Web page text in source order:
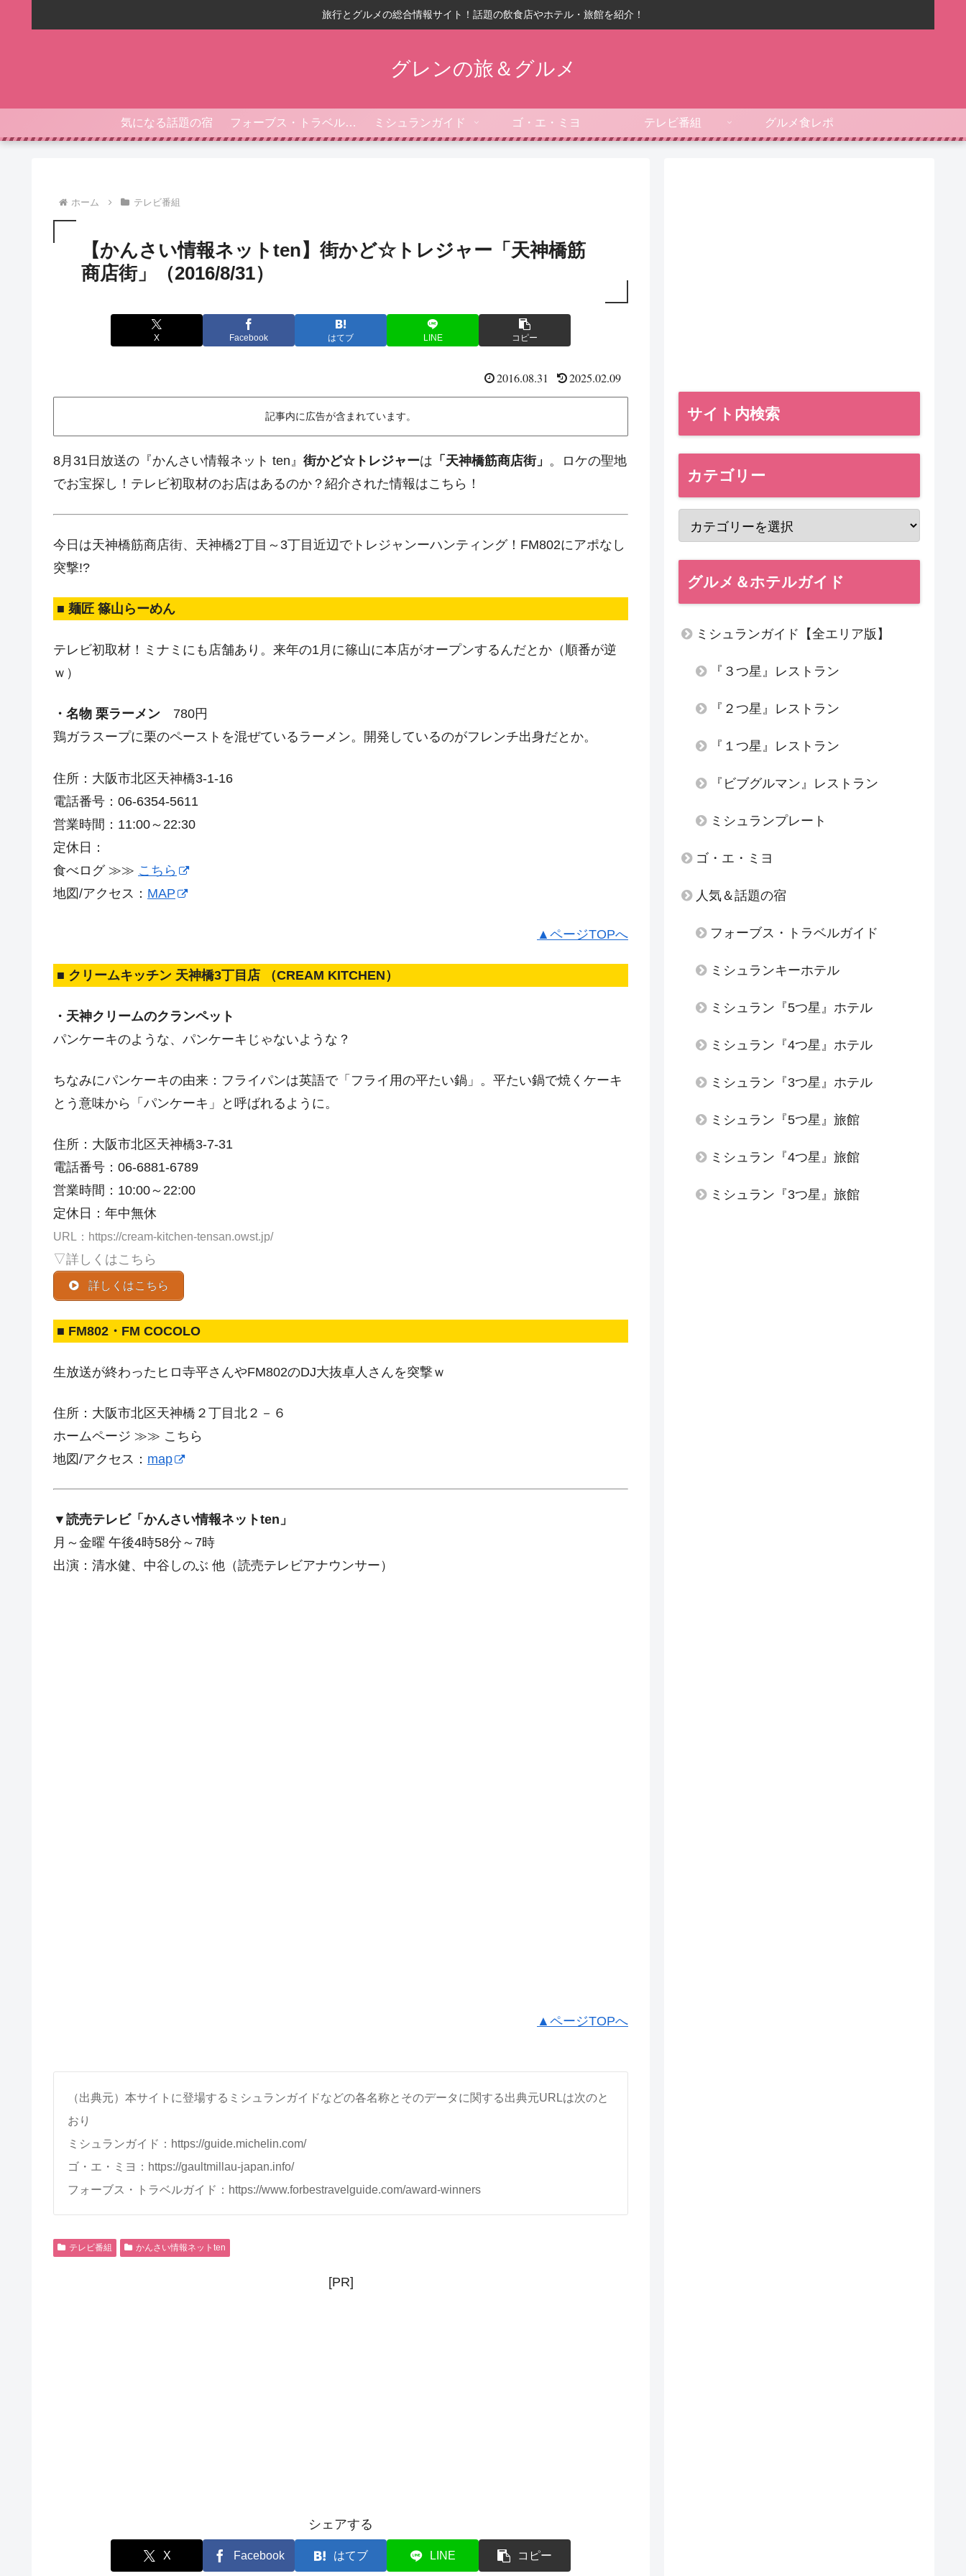
旅行とグルメの総合情報サイト！話題の飲食店やホテル・旅館を紹介！
グレンの旅＆グルメ
気になる話題の宿 フォーブス・トラベルガイド ミシュランガイド ゴ・エ・ミヨ テレビ番組 グルメ食レポ
ホーム テレビ番組
【かんさい情報ネットten】街かど☆トレジャー「天神橋筋
商店街」（2016/8/31）
X Facebook はてブ LINE コピー
2016.08.31 2025.02.09
記事内に広告が含まれています。
8月31日放送の『かんさい情報ネット ten』 街かど☆トレジャーは 「天神橋筋商店街」 。ロケの聖地
でお宝探し！テレビ初取材のお店はあるのか？紹介された情報はこちら！
今日は天神橋筋商店街、天神橋2丁目～3丁目近辺でトレジャンーハンティング！FM802にアポなし
突撃!?
■ 麺匠 篠山らーめん
テレビ初取材！ミナミにも店舗あり。来年の1月に篠山に本店がオープンするんだとか（順番が逆
ｗ）
・名物 栗ラーメン 780円
鶏ガラスープに栗のペーストを混ぜているラーメン。開発しているのがフレンチ出身だとか。
住所：大阪市北区天神橋3-1-16
電話番号：06-6354-5611
営業時間：11:00～22:30
定休日：
食べログ ≫≫ こちら
地図/アクセス： MAP
▲ページTOPへ
■ クリームキッチン 天神橋3丁目店 （CREAM KITCHEN）
・天神クリームのクランペット
パンケーキのような、パンケーキじゃないような？
ちなみにパンケーキの由来：フライパンは英語で「フライ用の平たい鍋」。平たい鍋で焼くケーキ
とう意味から「パンケーキ」と呼ばれるように。
住所：大阪市北区天神橋3-7-31
電話番号：06-6881-6789
営業時間：10:00～22:00
定休日：年中無休
URL：https://cream-kitchen-tensan.owst.jp/
▽詳しくはこちら
詳しくはこちら
■ FM802・FM COCOLO
生放送が終わったヒロ寺平さんやFM802のDJ大抜卓人さんを突撃ｗ
住所：大阪市北区天神橋２丁目北２－６
ホームページ ≫≫ こちら
地図/アクセス： map
▼読売テレビ「かんさい情報ネットten」
月～金曜 午後4時58分～7時
出演：清水健、中谷しのぶ 他（読売テレビアナウンサー）
▲ページTOPへ
（出典元）本サイトに登場するミシュランガイドなどの各名称とそのデータに関する出典元URLは次のと
おり
ミシュランガイド：https://guide.michelin.com/
ゴ・エ・ミヨ：https://gaultmillau-japan.info/
フォーブス・トラベルガイド：https://www.forbestravelguide.com/award-winners
テレビ番組 かんさい情報ネットten
[PR]
シェアする
X Facebook はてブ LINE コピー
サイト内検索
カテゴリー
グルメ＆ホテルガイド
ミシュランガイド【全エリア版】
『３つ星』レストラン
『２つ星』レストラン
『１つ星』レストラン
『ビブグルマン』レストラン
ミシュランプレート
ゴ・エ・ミヨ
人気＆話題の宿
フォーブス・トラベルガイド
ミシュランキーホテル
ミシュラン『5つ星』ホテル
ミシュラン『4つ星』ホテル
ミシュラン『3つ星』ホテル
ミシュラン『5つ星』旅館
ミシュラン『4つ星』旅館
ミシュラン『3つ星』旅館